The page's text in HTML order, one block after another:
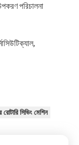
পরিচালনা
সিভিং মেশিন